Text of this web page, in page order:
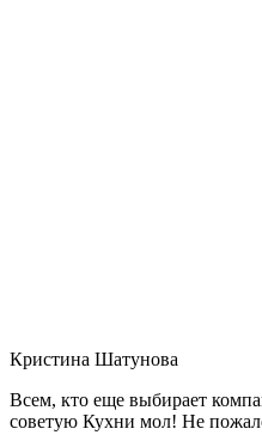
Кристина Шатунова
Всем, кто еще выбирает
советую Кухни мол! Не